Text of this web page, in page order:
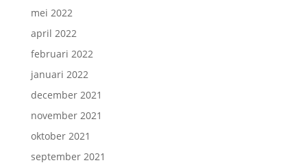
mei 2022
april 2022
februari 2022
januari 2022
december 2021
november 2021
oktober 2021
september 2021